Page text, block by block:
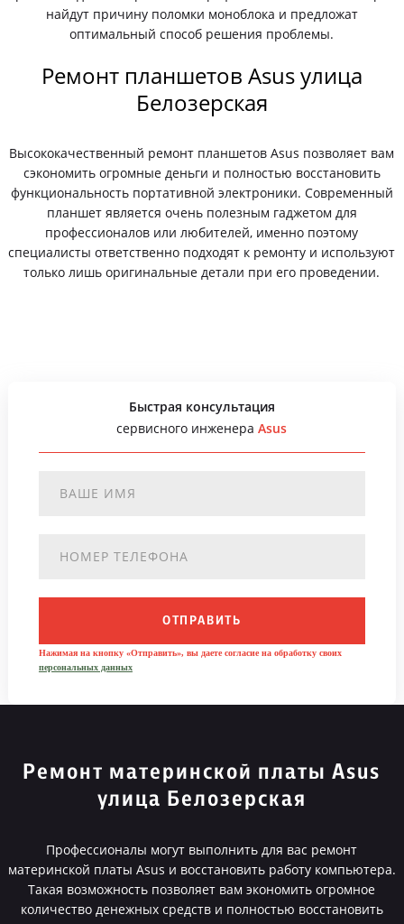
найдут причину поломки моноблока и предложат
оптимальный способ решения проблемы.
Ремонт планшетов Asus улица
Белозерская
Высококачественный ремонт планшетов Asus позволяет вам
сэкономить огромные деньги и полностью восстановить
функциональность портативной электроники. Современный
планшет является очень полезным гаджетом для
профессионалов или любителей, именно поэтому
специалисты ответственно подходят к ремонту и используют
только лишь оригинальные детали при его проведении.
Быстрая консультация
сервисного инженераAsus
ОТПРАВИТЬ
Нажимая на кнопку «Отправить», вы даете согласие на обработку своих
персональных данных
Ремонт материнской платы Asus
улица Белозерская
Профессионалы могут выполнить для вас ремонт
материнской платы Asus и восстановить работу компьютера.
Такая возможность позволяет вам экономить огромное
количество денежных средств и полностью восстановить